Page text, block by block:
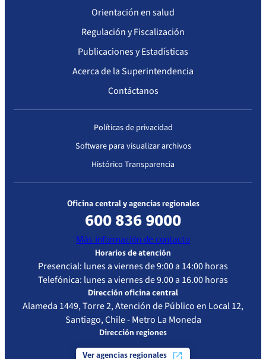
Orientación en salud
Regulación y Fiscalización
Publicaciones y Estadísticas
Acerca de la Superintendencia
Contáctanos
Políticas de privacidad
Software para visualizar archivos
Histórico Transparencia
Oficina central y agencias regionales
600 836 9000
Más información de contacto
Horarios de atención
Presencial: lunes a viernes de 9:00 a 14:00 horas
Telefónica: lunes a viernes de 9.00 a 16.00 horas
Dirección oficina central
Alameda 1449, Torre 2, Atención de Público en Local 12,
Santiago, Chile - Metro La Moneda
Dirección regiones
Ver agencias regionales